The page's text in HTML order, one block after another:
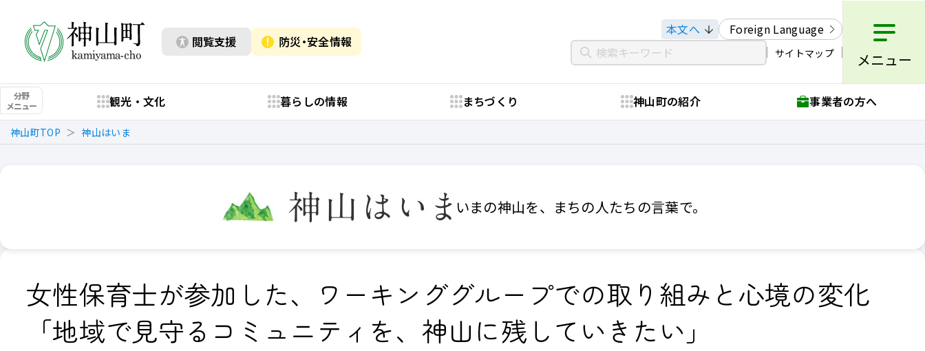
閲覧支援 防災・安全情報
本文へ Foreign Language
サイトマップ メニュー
分野
メニュー
観光・文化 暮らしの情報 まちづくり 神山町の紹介 事業者の方へ
神山町TOP 神山はいま
いまの神山を、まちの人たちの言葉で。
女性保育士が参加した、ワーキンググループでの取り組みと心境の変化
「地域で見守るコミュニティを、神山に残していきたい」